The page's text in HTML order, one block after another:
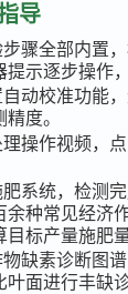
导
骤全部内置
示逐步操作
动校准功能
度。
操作视频，
系统，检测
余种常见经济
目标产量施肥
缺素诊断图
面进行丰缺诊